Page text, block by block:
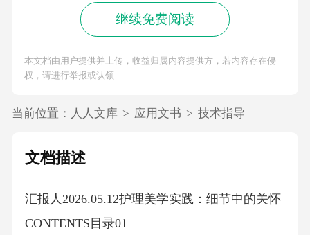
继续免费阅读
本文档由用户提供并上传，收益归属内容提供方，若内容存在侵
权，请进行举报或认领
当前位置： 人人文库 > 应用文书 > 技术指导
文档描述
汇报人2026.05.12护理美学实践：细节中的关怀
CONTENTS目录01